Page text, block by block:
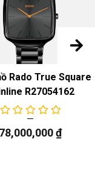
màu bạc
không gỉ
Rado True Square
R27054162
78,000,000₫